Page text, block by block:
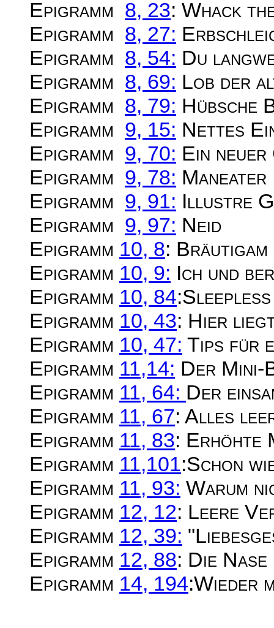
Epigramm 8, 23: Whack
Epigramm 8, 27:
Epigramm 8, 54: Du
Epigramm 8, 69: Lob der
Epigramm 8, 79: Hübsche
Epigramm 9, 15: Nettes
Epigramm 9, 70: Ein
Epigramm 9, 78: Maneater
Epigramm 9, 91: Illustre
Epigramm 9, 97: Neid
Epigramm 10, 8: Bräutigam
Epigramm 10, 9: Ich und
Epigramm 10, 84:Sleepless
Epigramm 10, 43: Hier
Epigramm 10, 47: Tips für
Epigramm 11,14: Der Mini-
Epigramm 11, 64: Der
Epigramm 11, 67: Alles
Epigramm 11, 83: Erhöhte
Epigramm 11,101:Schon
Epigramm 11, 93: Warum
Epigramm 12, 12: Leere
Epigramm 12, 39:
Epigramm 12, 88: Die Nase
Epigramm 14, 194:Wieder